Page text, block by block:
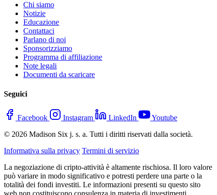
Chi siamo
Notizie
Educazione
Contattaci
Parlano di noi
Sponsorizziamo
Programma di affiliazione
Note legali
Documenti da scaricare
Seguici
Facebook Instagram LinkedIn
Youtube
© 2026 Madison Six j. s. a. Tutti i diritti riservati dalla società.
Informativa sulla privacy Termini di servizio
La negoziazione di cripto-attività è altamente rischiosa. Il loro valore
può variare in modo significativo e potresti perdere una parte o la
totalità dei fondi investiti. Le informazioni presenti su questo sito
web non costituiscono consulenza in materia di investimenti.